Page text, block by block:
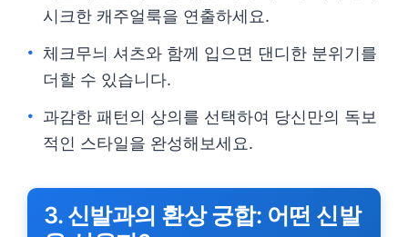
시크한 캐주얼룩을 연출하세요.
체크무늬 셔츠와 함께 입으면 댄디한 분위기를
더할 수 있습니다.
과감한 패턴의 상의를 선택하여 당신만의 독보
적인 스타일을 완성해보세요.
3. 신발과의 환상 궁합: 어떤 신발